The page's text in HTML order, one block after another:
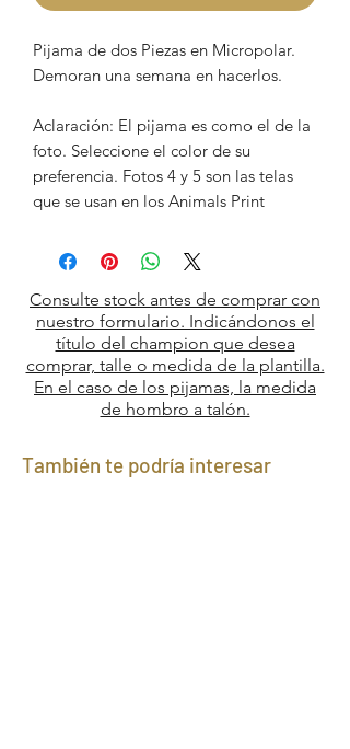
Pijama de dos Piezas en Micropolar.
Demoran una semana en hacerlos.
Aclaración: El pijama es como el de la
foto. Seleccione el color de su
preferencia. Fotos 4 y 5 son las telas
que se usan en los Animals Print
Consulte stock antes de comprar con
nuestro formulario. Indicándonos el
título del champion que desea
comprar, talle o medida de la plantilla.
En el caso de los pijamas, la medida
de hombro a talón.
También te podría interesar